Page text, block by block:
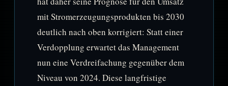
mit Stromerzeugungsprodukten bis 2030
deutlich nach oben korrigiert: Statt einer
Verdopplung erwartet das Management
nun eine Verdreifachung gegenüber dem
Niveau von 2024. Diese langfristige